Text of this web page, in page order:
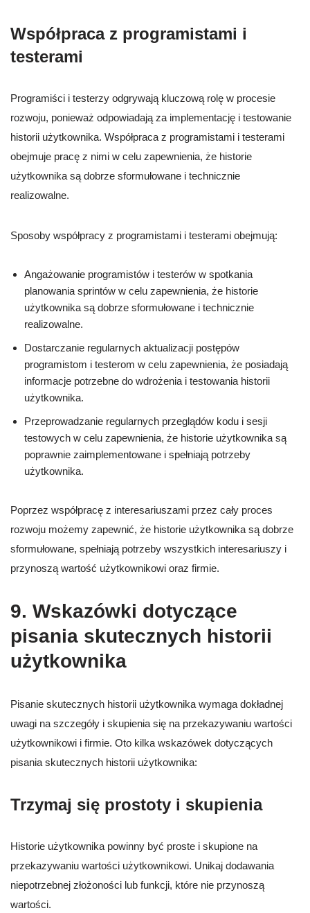
Współpraca z programistami i
testerami
Programiści i testerzy odgrywają kluczową rolę w procesie
rozwoju, ponieważ odpowiadają za implementację i testowanie
historii użytkownika. Współpraca z programistami i testerami
obejmuje pracę z nimi w celu zapewnienia, że historie
użytkownika są dobrze sformułowane i technicznie
realizowalne.
Sposoby współpracy z programistami i testerami obejmują:
Angażowanie programistów i testerów w spotkania
planowania sprintów w celu zapewnienia, że historie
użytkownika są dobrze sformułowane i technicznie
realizowalne.
Dostarczanie regularnych aktualizacji postępów
programistom i testerom w celu zapewnienia, że posiadają
informacje potrzebne do wdrożenia i testowania historii
użytkownika.
Przeprowadzanie regularnych przeglądów kodu i sesji
testowych w celu zapewnienia, że historie użytkownika są
poprawnie zaimplementowane i spełniają potrzeby
użytkownika.
Poprzez współpracę z interesariuszami przez cały proces
rozwoju możemy zapewnić, że historie użytkownika są dobrze
sformułowane, spełniają potrzeby wszystkich interesariuszy i
przynoszą wartość użytkownikowi oraz firmie.
9. Wskazówki dotyczące
pisania skutecznych historii
użytkownika
Pisanie skutecznych historii użytkownika wymaga dokładnej
uwagi na szczegóły i skupienia się na przekazywaniu wartości
użytkownikowi i firmie. Oto kilka wskazówek dotyczących
pisania skutecznych historii użytkownika:
Trzymaj się prostoty i skupienia
Historie użytkownika powinny być proste i skupione na
przekazywaniu wartości użytkownikowi. Unikaj dodawania
niepotrzebnej złożoności lub funkcji, które nie przynoszą
wartości.